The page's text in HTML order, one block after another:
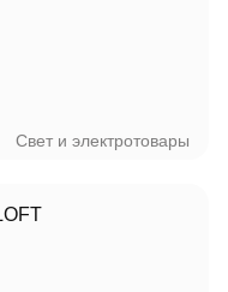
Свет и электротовары